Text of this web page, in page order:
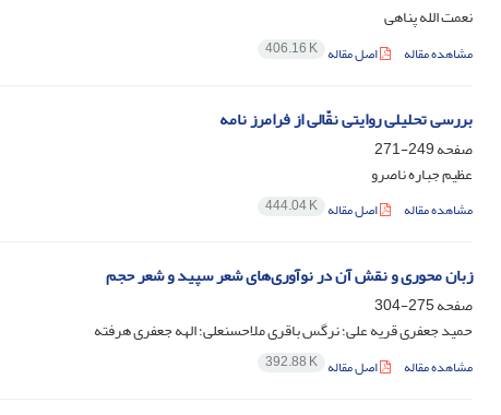
نعمت الله پناهی
مشاهده مقاله اصل مقاله 406.16 K
بررسی تحلیلی روایتی نقّالی از فرامرز نامه
صفحه249-271
عظیم جباره ناصرو
مشاهده مقاله اصل مقاله 444.04 K
زبان محوری و نقش آن در نوآوری‌های شعر سپید و شعر حجم
صفحه275-304
حمید جعفری قریه علی؛ نرگس باقری ملاحسنعلی؛ الهه جعفری هرفته
مشاهده مقاله اصل مقاله 392.88 K